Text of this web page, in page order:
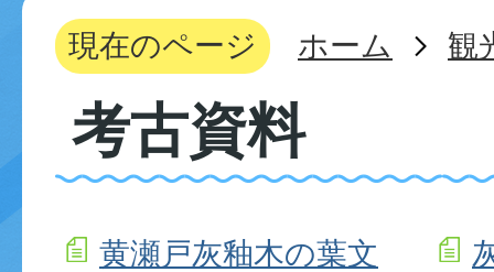
現在のページ ホーム 観
考古資料
黄瀬戸灰釉木の葉文